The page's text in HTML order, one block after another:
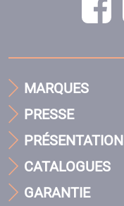
MARQUES
PRESSE
PRÉSENTATION
CATALOGUES
GARANTIE